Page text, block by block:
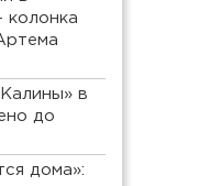
колонка
в
до
дома»: